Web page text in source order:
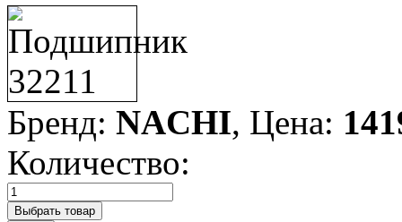
Бренд: NACHI, Цена:
Количество: